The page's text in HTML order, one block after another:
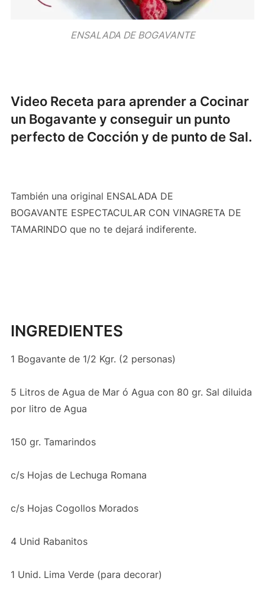
ENSALADA DE BOGAVANTE
Video Receta para aprender a Cocinar
un Bogavante y conseguir un punto
perfecto de Cocción y de punto de Sal.
También una original ENSALADA DE
BOGAVANTE ESPECTACULAR CON VINAGRETA DE
TAMARINDO que no te dejará indiferente.
INGREDIENTES
1 Bogavante de 1/2 Kgr. (2 personas)
5 Litros de Agua de Mar ó Agua con 80 gr. Sal diluida
por litro de Agua
150 gr. Tamarindos
c/s Hojas de Lechuga Romana
c/s Hojas Cogollos Morados
4 Unid Rabanitos
1 Unid. Lima Verde (para decorar)